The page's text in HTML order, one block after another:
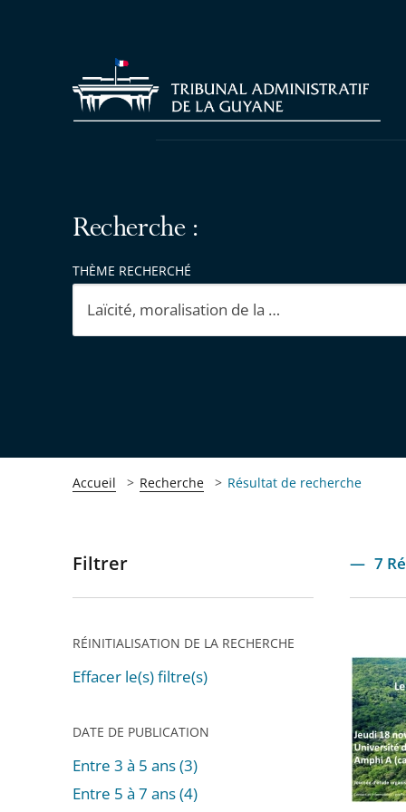
Recherche :
THÈME RECHERCHÉ
Accueil Recherche Résultat de recherche
Passer
pour
après
Filtrer
RÉINITIALISATION DE LA RECHERCHE
Effacer le(s) filtre(s)
DATE DE PUBLICATION
Entre 3 à 5 ans (3)
Entre 5 à 7 ans (4)
7
d'étude
sur
le
droit
et